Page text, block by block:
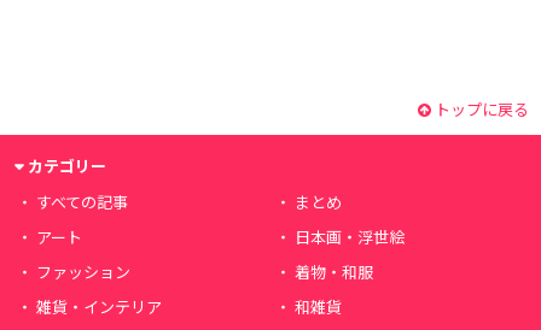
トップに戻る
カテゴリー
すべての記事
まとめ
アート
日本画・浮世絵
ファッション
着物・和服
雑貨・インテリア
和雑貨